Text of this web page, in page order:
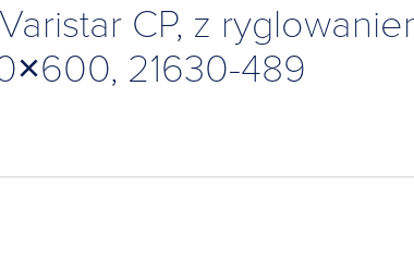
CP, z
21630-489